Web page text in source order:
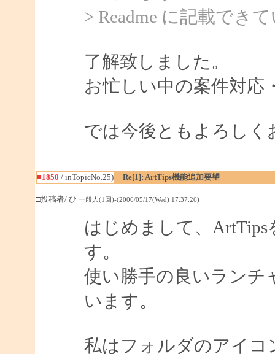
> Readme に記載でき
了解致しました。
お忙しい中の案件対応
では今後ともよろしく
■1850 / inTopicNo.25) Re[1]: ArtTips機能追加要望
□投稿者/ ひ 一般人(1回)-(2006/05/17(Wed) 17:37:26)
はじめまして、
す。
使い勝手の良いランチ
います。
私はフォルダのアイ